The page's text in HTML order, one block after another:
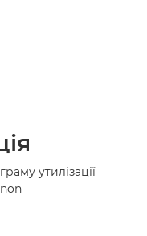
утилізації